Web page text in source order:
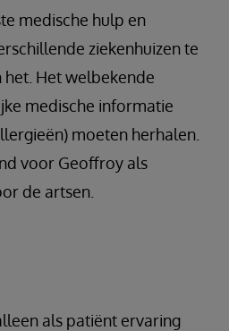
medische hulp en
ziekenhuizen te
het. Het welbekende
medische informatie
moeten herhalen.
voor Geoffroy als
de artsen.
als patiënt ervaring